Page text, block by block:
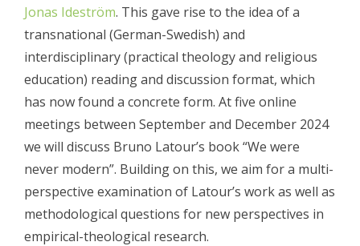
Jonas Ideström. This gave rise to the idea of a
transnational (German-Swedish) and
interdisciplinary (practical theology and religious
education) reading and discussion format, which
has now found a concrete form. At five online
meetings between September and December 2024
we will discuss Bruno Latour’s book “We were
never modern”. Building on this, we aim for a multi-
perspective examination of Latour’s work as well as
methodological questions for new perspectives in
empirical-theological research.